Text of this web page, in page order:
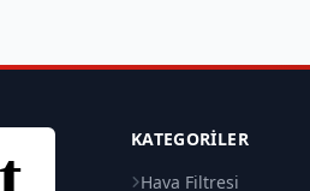
KATEGORILER
Hava Filtresi